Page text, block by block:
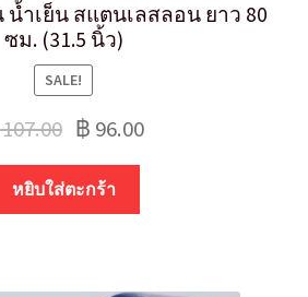
ำเย็น สแตนเลสลอน ยาว 80
ซม. (31.5 นิ้ว)
SALE!
฿ 96.00
หยิบใส่ตะกร้า